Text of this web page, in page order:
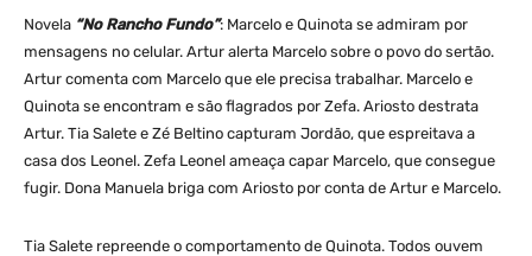
Novela “No Rancho Fundo”: Marcelo e Quinota se admiram por
mensagens no celular. Artur alerta Marcelo sobre o povo do sertão.
Artur comenta com Marcelo que ele precisa trabalhar. Marcelo e
Quinota se encontram e são flagrados por Zefa. Ariosto destrata
Artur. Tia Salete e Zé Beltino capturam Jordão, que espreitava a
casa dos Leonel. Zefa Leonel ameaça capar Marcelo, que consegue
fugir. Dona Manuela briga com Ariosto por conta de Artur e Marcelo.
Tia Salete repreende o comportamento de Quinota. Todos ouvem